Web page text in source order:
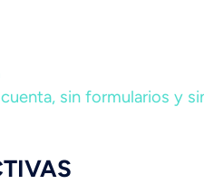
sin formularios y